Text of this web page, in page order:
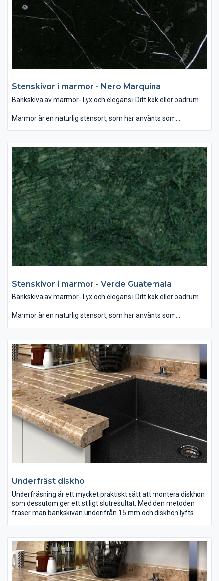
vilket gör den tåligare för repor och fläckar. Behandling av sten
med speciella medel hjälper att skydda bänkskivan mot fläckar
och hålla dess fina glans.
Stenskivor i marmor - Nero Marquina
Bänkskiva av marmor- Lyx och elegans i Ditt kök eller badrum
Marmor är en naturlig stensort, som har använts som
samband med rätt belysning ger ett mjukt och lyxigt intryck.
Som dekoration kan man använda marmor som
designelement på öppna spisen eller som fönsterbräda. Det
finns ett brett utbud av färg och mönster när det gäller marmor
– allt mellan ljusvita till svarta, randiga och prickiga. Vanligen är
mörka färger starkare än ljusa och dessutom mindre porösa,
vilket gör den tåligare för repor och fläckar. Behandling av sten
med speciella medel hjälper att skydda bänkskivan mot fläckar
och hålla dess fina glans.
Stenskivor i marmor - Verde Guatemala
Bänkskiva av marmor- Lyx och elegans i Ditt kök eller badrum
Marmor är en naturlig stensort, som har använts som
samband med rätt belysning ger ett mjukt och lyxigt intryck.
Som dekoration kan man använda marmor som
designelement på öppna spisen eller som fönsterbräda. Det
finns ett brett utbud av färg och mönster när det gäller marmor
– allt mellan ljusvita till svarta, randiga och prickiga. Vanligen är
mörka färger starkare än ljusa och dessutom mindre porösa,
vilket gör den tåligare för repor och fläckar. Behandling av sten
med speciella medel hjälper att skydda bänkskivan mot fläckar
och hålla dess fina glans.
Underfräst diskho
Underfräsning är ett mycket praktiskt sätt att montera diskhon
som dessutom ger ett stiligt slutresultat. Med den metoden
fräser man bänkskivan underifrån 15 mm och diskhon lyfts
leder bort all vätsa direkt till hon.